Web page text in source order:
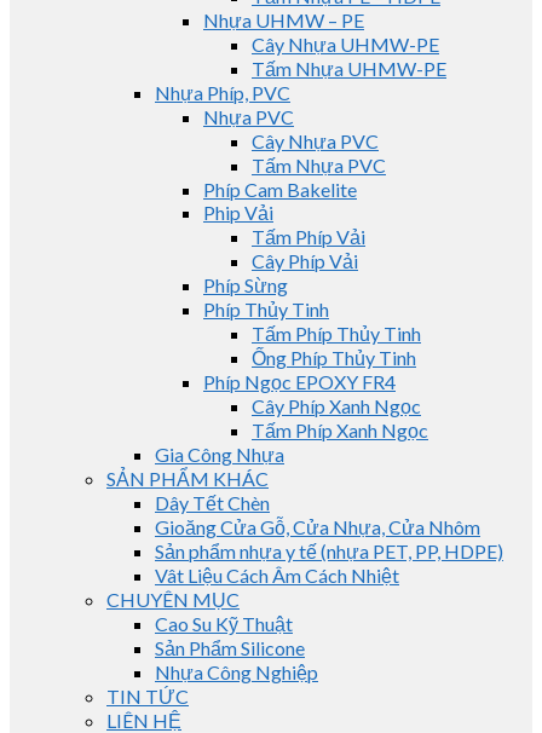
Nhựa UHMW – PE
Cây Nhựa UHMW-PE
Tấm Nhựa UHMW-PE
Nhựa Phíp, PVC
Nhựa PVC
Cây Nhựa PVC
Tấm Nhựa PVC
Phíp Cam Bakelite
Phip Vải
Tấm Phíp Vải
Cây Phíp Vải
Phíp Sừng
Phíp Thủy Tinh
Tấm Phíp Thủy Tinh
Ống Phíp Thủy Tinh
Phíp Ngọc EPOXY FR4
Cây Phíp Xanh Ngọc
Tấm Phíp Xanh Ngọc
Gia Công Nhựa
SẢN PHẨM KHÁC
Dây Tết Chèn
Gioăng Cửa Gỗ, Cửa Nhựa, Cửa Nhôm
Sản phẩm nhựa y tế (nhựa PET, PP, HDPE)
Vât Liệu Cách Âm Cách Nhiệt
CHUYÊN MỤC
Cao Su Kỹ Thuật
Sản Phẩm Silicone
Nhựa Công Nghiệp
TIN TỨC
LIÊN HỆ